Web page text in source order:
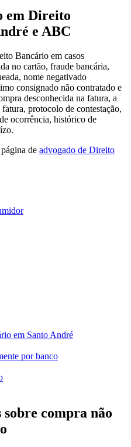
em Direito
e ABC
Bancário em casos
no cartão, fraude bancária,
nome negativado
consignado não contratado e
desconhecida na fatura, a
protocolo de contestação,
ocorrência, histórico de
de advogado de Direito
em Santo André
por banco
compra não